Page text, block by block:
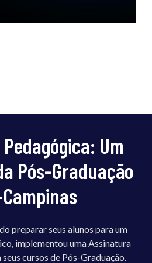
Um
Pós-Graduação
Campinas
preparar seus alunos para um
implementou uma Assinatura
cursos de Pós-Graduação.